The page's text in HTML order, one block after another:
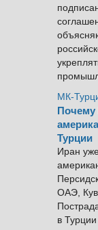
МК-
Почему
Турции
Иран
ОАЭ,
в